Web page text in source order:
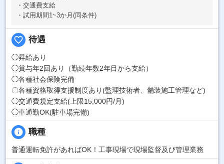
・交通費支給
・試用期間1~3か月(同条件)
favorite_border 待遇
◯昇給あり
◯賞与年2回あり（勤続年数2年目から支給）
◯各種社会保険完備
〇各種資格取得支援制度あり(監理技術者、舗装施工管理など)
◯交通費規定支給(上限15,000円/月)
◯車通勤OK(駐車場完備)
info 職種
普通運転免許があればOK！工事現場で現場監督及び管理業務